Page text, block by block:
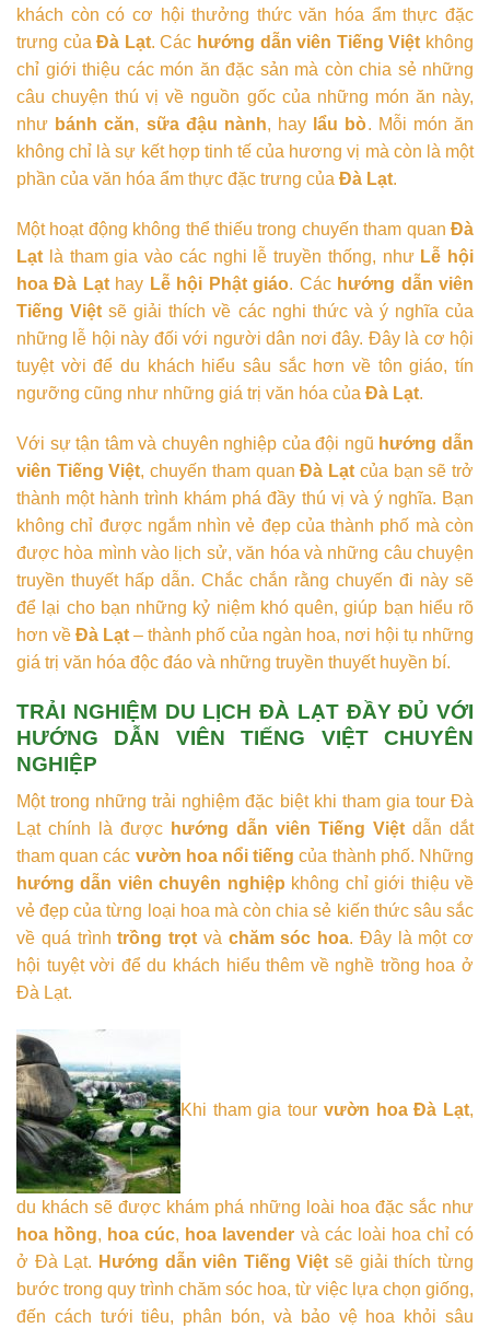
khách còn có cơ hội thưởng thức văn hóa ẩm thực đặc
trưng củaĐà Lạt. Các hướng dẫn viên Tiếng Việt không
chỉ giới thiệu các món ăn đặc sản mà còn chia sẻ những
câu chuyện thú vị về nguồn gốc của những món ăn này,
như bánh căn, sữa đậu nành, hay lẩu bò. Mỗi món ăn
không chỉ là sự kết hợp tinh tế của hương vị mà còn là một
phần của văn hóa ẩm thực đặc trưng của Đà Lạt.
Một hoạt động không thể thiếu trong chuyến tham quan Đà
Lạt là tham gia vào các nghi lễ truyền thống, như Lễ hội
hoa Đà Lạthay Lễ hội Phật giáo. Các hướng dẫn viên
Tiếng Việt sẽ giải thích về các nghi thức và ý nghĩa của
những lễ hội này đối với người dân nơi đây. Đây là cơ hội
tuyệt vời để du khách hiểu sâu sắc hơn về tôn giáo, tín
ngưỡng cũng như những giá trị văn hóa của Đà Lạt.
Với sự tận tâm và chuyên nghiệp của đội ngũ hướng dẫn
viên Tiếng Việt, chuyến tham quanĐà Lạt của bạn sẽ trở
thành một hành trình khám phá đầy thú vị và ý nghĩa. Bạn
không chỉ được ngắm nhìn vẻ đẹp của thành phố mà còn
được hòa mình vào lịch sử, văn hóa và những câu chuyện
truyền thuyết hấp dẫn. Chắc chắn rằng chuyến đi này sẽ
để lại cho bạn những kỷ niệm khó quên, giúp bạn hiểu rõ
hơn về Đà Lạt – thành phố của ngàn hoa, nơi hội tụ những
giá trị văn hóa độc đáo và những truyền thuyết huyền bí.
TRẢI NGHIỆM DU LỊCH ĐÀ LẠT ĐẦY ĐỦ VỚI
HƯỚNG DẪN VIÊN TIẾNG VIỆT CHUYÊN
NGHIỆP
Một trong những trải nghiệm đặc biệt khi tham gia tour Đà
Lạt chính là được hướng dẫn viên Tiếng Việt dẫn dắt
tham quan các vườn hoa nổi tiếng của thành phố. Những
hướng dẫn viên chuyên nghiệp không chỉ giới thiệu về
vẻ đẹp của từng loại hoa mà còn chia sẻ kiến thức sâu sắc
về quá trìnhtrồng trọt và chăm sóc hoa. Đây là một cơ
hội tuyệt vời để du khách hiểu thêm về nghề trồng hoa ở
Đà Lạt.
Khi tham gia tour vườn hoa Đà Lạt,
du khách sẽ được khám phá những loài hoa đặc sắc như
hoa hồng, hoa cúc, hoa lavender và các loài hoa chỉ có
ở Đà Lạt. Hướng dẫn viên Tiếng Việt sẽ giải thích từng
bước trong quy trình chăm sóc hoa, từ việc lựa chọn giống,
đến cách tưới tiêu, phân bón, và bảo vệ hoa khỏi sâu